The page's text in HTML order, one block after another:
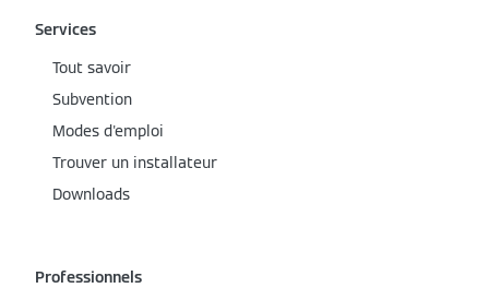
Services
Tout savoir
Subvention
Modes d'emploi
Trouver un installateur
Downloads
Professionnels